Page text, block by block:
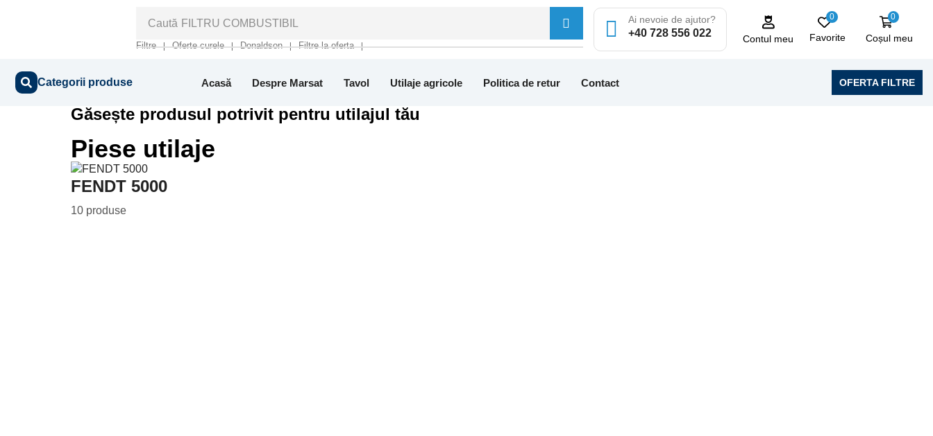
Caută FILTRU COMBUSTIBIL
Filtre ❘ Oferte curele ❘ Donaldson ❘ Filtre la oferta ❘
Ai nevoie de ajutor?
+40 728 556 022
Contul meu
0
Favorite
0
Coșul meu
Categorii produse Acasă Despre Marsat Tavol Utilaje agricole Politica de retur Contact OFERTA FILTRE
Găsește produsul potrivit pentru utilajul tău
Piese utilaje
FENDT 5000
10 produse